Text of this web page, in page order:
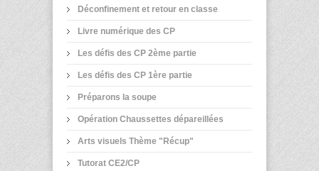
Déconfinement et retour en classe
Livre numérique des CP
Les défis des CP 2ème partie
Les défis des CP 1ère partie
Préparons la soupe
Opération Chaussettes dépareillées
Arts visuels Thème "Récup"
Tutorat CE2/CP